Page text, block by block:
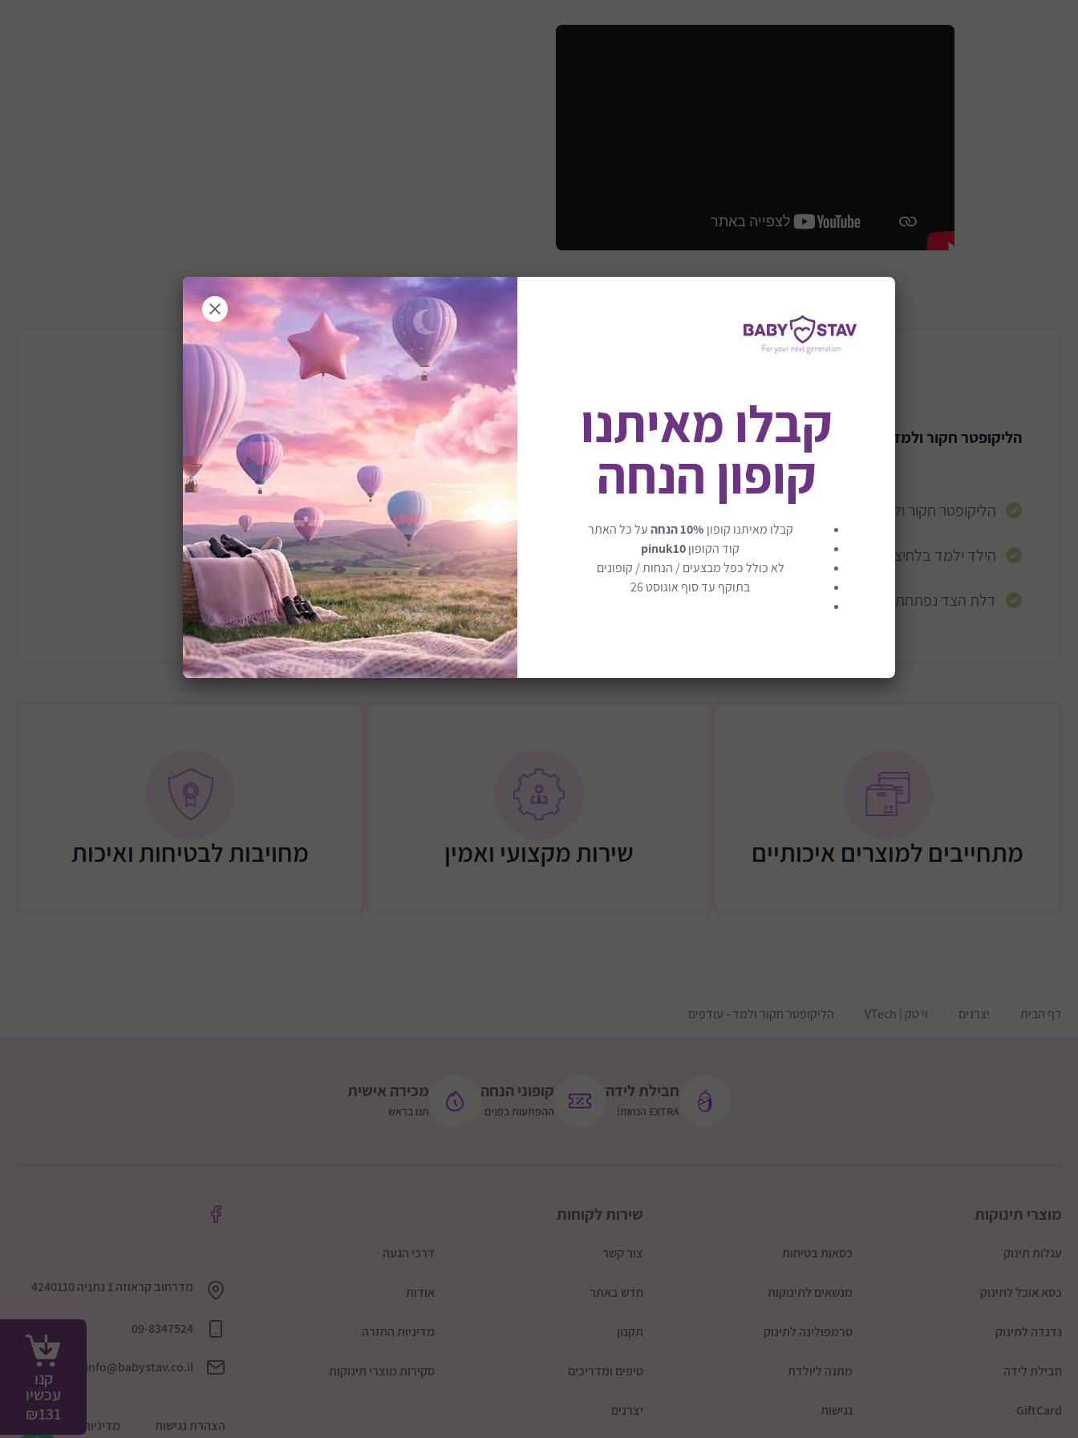
קנו
עכשיו
₪131
תיאור המוצר מידע כללי
הליקופטר חקור ולמד - Vtech
הליקופטר חקור ולמד מבית VTECH מתאימה מגיל שנה ועד גיל 3 הכנס את הכדורים מהפלופלור.
הילד ילמד בלחיצה על הצבעים את שמותיהם. יכול להעביר זמן רב של הנאה ללא הפסקה.
דלת הצד נפתחת בלחיצת כפתור
מתחייבים למוצרים איכותיים שירות מקצועי ואמין מחויבות לבטיחות ואיכות
דף הבית יצרנים וי טק | VTech הליקופטר חקור ולמד - עודפים
חבילת לידה
EXTRA הנחות!
קופוני הנחה
ההפתעות בפנים
מכירה אישית
תנו בראש
מוצרי תינוקות
עגלות תינוק כסאות בטיחות
כסא אוכל לתינוק מנשאים לתינוקות
נדנדה לתינוק טרמפולינה לתינוק
חבילת לידה מתנה ליולדת
GiftCard נגישות
שירות לקוחות
צור קשר דרכי הגעה
חדש באתר אודות
תקנון מדיניות החזרה
טיפים ומדריכים סקירות מוצרי תינוקות
יצרנים
מדרחוב קראוזה 1 נתניה 4240110
09-8347524
info@babystav.co.il
הצהרת נגישות מדיניות הפרטיות
קבלו מאיתנו
קופון הנחה
קבלו מאיתנו קופון 10% הנחה
על כל האתר
קוד הקופוןpinuk10
לא כולל כפל מבצעים / הנחות / קופונים
בתוקף עד סוף אוגוסט 26